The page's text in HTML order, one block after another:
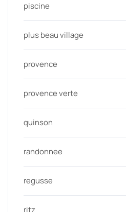
piscine
plus beau village
provence
provence verte
quinson
randonnee
regusse
ritz